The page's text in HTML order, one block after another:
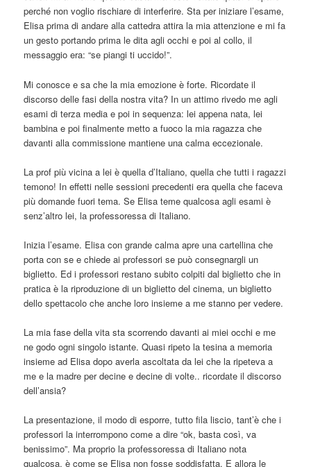
perché non voglio rischiare di interferire. Sta per iniziare l’esame,
Elisa prima di andare alla cattedra attira la mia attenzione e mi fa
un gesto portando prima le dita agli occhi e poi al collo, il
messaggio era: “se piangi ti uccido!”.
Mi conosce e sa che la mia emozione è forte. Ricordate il
discorso delle fasi della nostra vita? In un attimo rivedo me agli
esami di terza media e poi in sequenza: lei appena nata, lei
bambina e poi finalmente metto a fuoco la mia ragazza che
davanti alla commissione mantiene una calma eccezionale.
La prof più vicina a lei è quella d’Italiano, quella che tutti i ragazzi
temono! In effetti nelle sessioni precedenti era quella che faceva
più domande fuori tema. Se Elisa teme qualcosa agli esami è
senz’altro lei, la professoressa di Italiano.
Inizia l’esame. Elisa con grande calma apre una cartellina che
porta con se e chiede ai professori se può consegnargli un
biglietto. Ed i professori restano subito colpiti dal biglietto che in
pratica è la riproduzione di un biglietto del cinema, un biglietto
dello spettacolo che anche loro insieme a me stanno per vedere.
La mia fase della vita sta scorrendo davanti ai miei occhi e me
ne godo ogni singolo istante. Quasi ripeto la tesina a memoria
insieme ad Elisa dopo averla ascoltata da lei che la ripeteva a
me e la madre per decine e decine di volte.. ricordate il discorso
dell’ansia?
La presentazione, il modo di esporre, tutto fila liscio, tant’è che i
professori la interrompono come a dire “ok, basta così, va
benissimo”. Ma proprio la professoressa di Italiano nota
qualcosa, è come se Elisa non fosse soddisfatta. E allora le